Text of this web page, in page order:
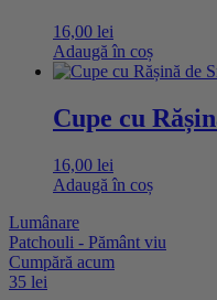
16,00 lei
Adaugă în coș
Cupe cu
16,00 lei
Adaugă în coș
Lumânare
Patchouli - Pământ viu
Cumpără acum
35 lei